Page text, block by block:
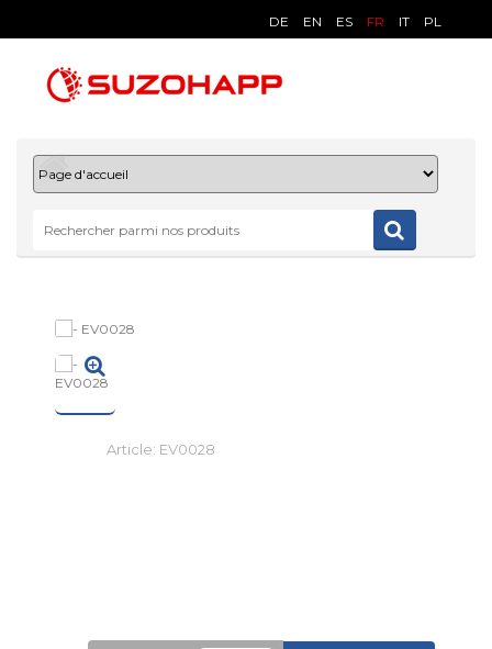
DE EN ES FR IT PL
Article: EV0028